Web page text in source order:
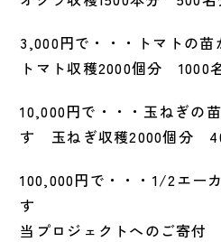
3,000円で・・・トマトの
トマト収穫2000個分 1000
10,000円で・・・玉ねぎの
す 玉ねぎ収穫2000個分
100,000円で・・・1/2エー
す
当プロジェクトへのご寄付